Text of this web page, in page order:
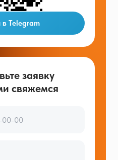
в Telegram
заявку
свяжемся